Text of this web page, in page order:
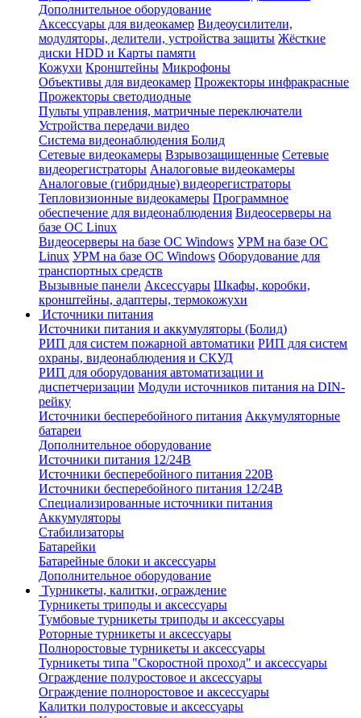
Дополнительное оборудование
Аксессуары для видеокамер Видеоусилители,
модуляторы, делители, устройства защиты Жёсткие
диски HDD и Карты памяти
Кожухи Кронштейны Микрофоны
Объективы для видеокамер Прожекторы инфракрасные
Прожекторы светодиодные
Пульты управления, матричные переключатели
Устройства передачи видео
Система видеонаблюдения Болид
Сетевые видеокамеры Взрывозащищенные Сетевые
видеорегистраторы Аналоговые видеокамеры
Аналоговые (гибридные) видеорегистраторы
Тепловизионные видеокамеры Программное
обеспечение для видеонаблюдения Видеосерверы на
базе ОС Linux
Видеосерверы на базе ОС Windows УРМ на базе ОС
Linux УРМ на базе ОС Windows Оборудование для
транспортных средств
Вызывные панели Аксессуары Шкафы, коробки,
кронштейны, адаптеры, термокожухи
Источники питания
Источники питания и аккумуляторы (Болид)
РИП для систем пожарной автоматики РИП для систем
охраны, видеонаблюдения и СКУД
РИП для оборудования автоматизации и
диспетчеризации Модули источников питания на DIN-
рейку
Источники бесперебойного питания Аккумуляторные
батареи
Дополнительное оборудование
Источники питания 12/24В
Источники бесперебойного питания 220В
Источники бесперебойного питания 12/24В
Специализированные источники питания
Аккумуляторы
Стабилизаторы
Батарейки
Батарейные блоки и аксессуары
Дополнительное оборудование
Турникеты, калитки, ограждение
Турникеты триподы и аксессуары
Тумбовые турникеты триподы и аксессуары
Роторные турникеты и аксессуары
Полноростовые турникеты и аксессуары
Турникеты типа "Скоростной проход" и аксессуары
Ограждение полуростовое и аксессуары
Ограждение полноростовое и аксессуары
Калитки полуростовые и аксессуары